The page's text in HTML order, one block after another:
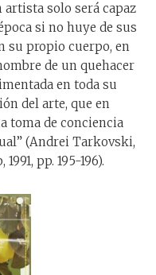
artista solo será capaz
si no huye de sus
su propio cuerpo, en
de un quehacer
en toda su
del arte, que en
toma de conciencia
(Andrei Tarkovski,
pp. 195-196).